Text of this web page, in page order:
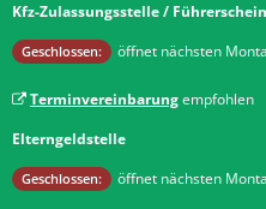
Kfz-Zulassungsstelle /
Klicken, um weitere Öffnungs- oder
Geschlossen: öffnet nächsten
Terminvereinbarungempfohlen
Elterngeldstelle
Klicken, um weitere Öffnungs- oder
Geschlossen: öffnet nächsten